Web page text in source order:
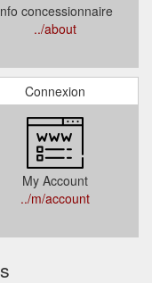
concessionnaire
../about
Connexion
My Account
../m/account